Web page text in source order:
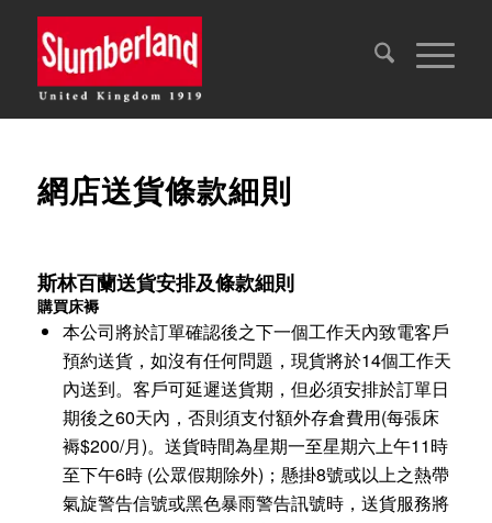
網店送貨條款細則
斯林百蘭送貨安排及條款細則
購買床褥
本公司將於訂單確認後之下一個工作天內致電客戶
預約送貨，如沒有任何問題，現貨將於14個工作天
內送到。客戶可延遲送貨期，但必須安排於訂單日
期後之60天內，否則須支付額外存倉費用(每張床
褥$200/月)。送貨時間為星期一至星期六上午11時
至下午6時 (公眾假期除外)；懸掛8號或以上之熱帶
氣旋警告信號或黑色暴雨警告訊號時，送貨服務將